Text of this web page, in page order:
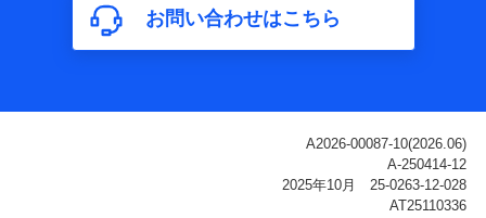
含まれます。
利用情報
ご契約状態・ご利用履歴インターネット利用時の行動に
関する情報、アプリケーション利用時の行動に関する情
報、購入されたサービスや商品の名称・購入場所・決済
に関する情報、アンケートの回答に関する情報などが含
お問い合わせはこちら